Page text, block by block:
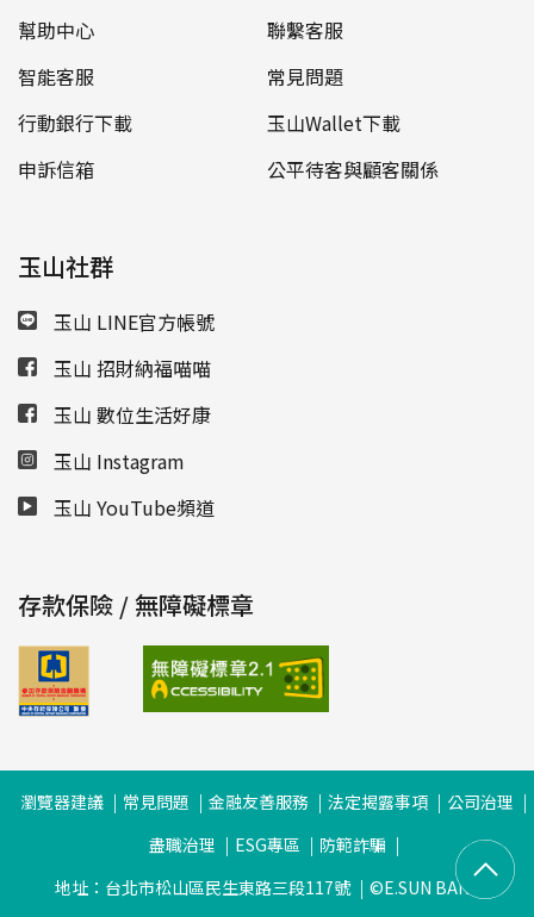
幫助中心
聯繫客服
智能客服
常見問題
行動銀行下載
玉山Wallet下載
申訴信箱
公平待客與顧客關係
玉山社群
玉山 LINE官方帳號
玉山 招財納福喵喵
玉山 數位生活好康
玉山 Instagram
玉山 YouTube頻道
存款保險 / 無障礙標章
瀏覽器建議 常見問題 金融友善服務 法定揭露事項
公司治理
盡職治理
ESG專區
防範詐騙
地址：台北市松山區民生東路三段117號
©E.SUN BANK